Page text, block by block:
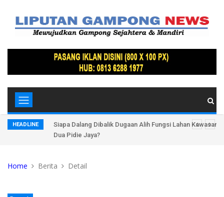
HEADLINE
Siapa Dalang Dibalik Dugaan Alih Fungsi Lahan Kawasan
Dua Pidie Jaya?
Home Berita Detail